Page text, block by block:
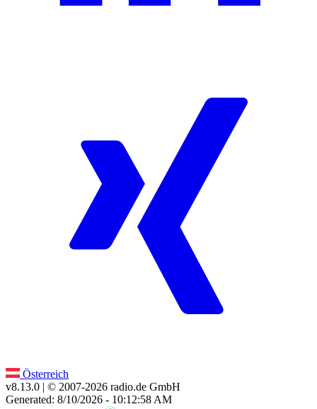
Österreich
v8.13.0 | © 2007-2026 radio.de GmbH
Generated: 8/10/2026 - 10:12:58 AM